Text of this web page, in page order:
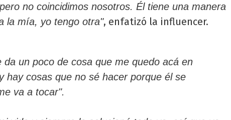
no coincidimos nosotros. Él tiene una manera
la mía, yo tengo otra", enfatizó la influencer.
da un poco de cosa que me quedo acá en
hay cosas que no sé hacer porque él se
va a tocar".